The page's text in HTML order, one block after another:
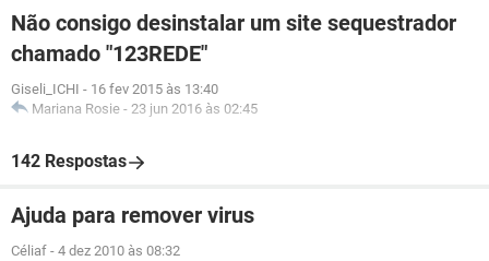
Não consigo desinstalar um site sequestrador
chamado "123REDE"
Giseli_ICHI - 16 fev 2015 às 13:40
Mariana Rosie - 23 jun 2016 às 02:45
142 Respostas
Ajuda para remover virus
Céliaf - 4 dez 2010 às 08:32